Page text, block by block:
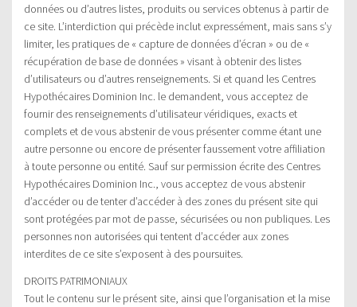
données ou d’autres listes, produits ou services obtenus à partir de
ce site. L’interdiction qui précède inclut expressément, mais sans s’y
limiter, les pratiques de « capture de données d’écran » ou de «
récupération de base de données » visant à obtenir des listes
d’utilisateurs ou d’autres renseignements. Si et quand les Centres
Hypothécaires Dominion Inc. le demandent, vous acceptez de
fournir des renseignements d’utilisateur véridiques, exacts et
complets et de vous abstenir de vous présenter comme étant une
autre personne ou encore de présenter faussement votre affiliation
à toute personne ou entité. Sauf sur permission écrite des Centres
Hypothécaires Dominion Inc., vous acceptez de vous abstenir
d’accéder ou de tenter d’accéder à des zones du présent site qui
sont protégées par mot de passe, sécurisées ou non publiques. Les
personnes non autorisées qui tentent d’accéder aux zones
interdites de ce site s’exposent à des poursuites.
DROITS PATRIMONIAUX
Tout le contenu sur le présent site, ainsi que l’organisation et la mise